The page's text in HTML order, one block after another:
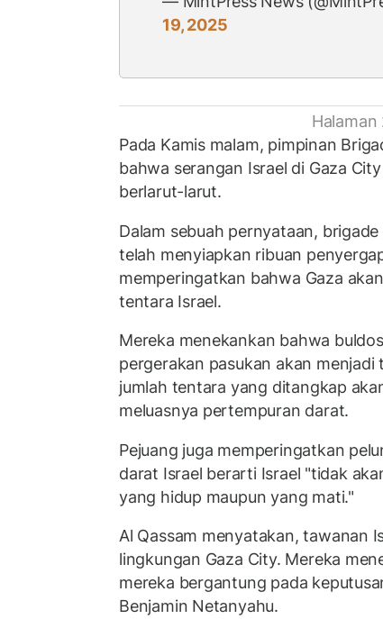
19, 2025
Halaman
Pada Kamis malam, pimpinan
bahwa serangan Israel di Gaza
berlarut-larut.
Dalam sebuah pernyataan,
telah menyiapkan ribuan
memperingatkan bahwa Gaza
tentara Israel.
Mereka menekankan bahwa
pergerakan pasukan akan
jumlah tentara yang ditangkap
meluasnya pertempuran darat.
Pejuang juga memperingatkan
darat Israel berarti Israel "tidak
yang hidup maupun yang mati."
Al Qassam menyatakan, tawanan
lingkungan Gaza City. Mereka
mereka bergantung pada
Benjamin Netanyahu.